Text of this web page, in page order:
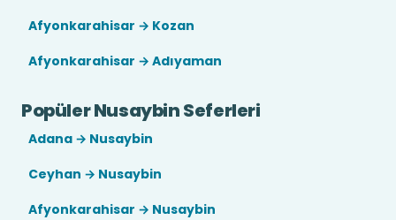
Afyonkarahisar → Kozan
Afyonkarahisar → Adıyaman
Popüler Nusaybin Seferleri
Adana → Nusaybin
Ceyhan → Nusaybin
Afyonkarahisar → Nusaybin